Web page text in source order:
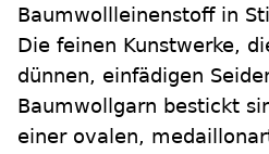
Baumwollleinenstoff in
Die feinen Kunstwerke,
dünnen, einfädigen
Baumwollgarn bestickt
einer ovalen,